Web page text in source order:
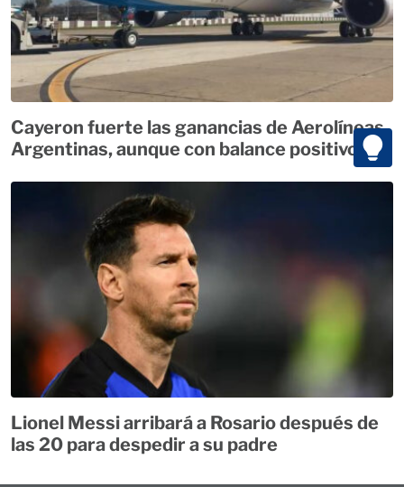
Cayeron fuerte las ganancias de Aerolíneas
Argentinas, aunque con balance positivo
Lionel Messi arribará a Rosario después de
las 20 para despedir a su padre